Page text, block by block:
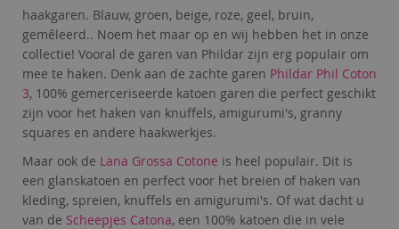
haakgaren. Blauw, groen, beige, roze, geel, bruin,
gemêleerd.. Noem het maar op en wij hebben het in onze
collectie! Vooral de garen van Phildar zijn erg populair om
mee te haken. Denk aan de zachte garen Phildar Phil Coton
3, 100% gemerceriseerde katoen garen die perfect geschikt
zijn voor het haken van knuffels, amigurumi's, granny
squares en andere haakwerkjes.
Maar ook de Lana Grossa Cotone is heel populair. Dit is
een glanskatoen en perfect voor het breien of haken van
kleding, spreien, knuffels en amigurumi's. Of wat dacht u
van de Scheepjes Catona, een 100% katoen die in vele